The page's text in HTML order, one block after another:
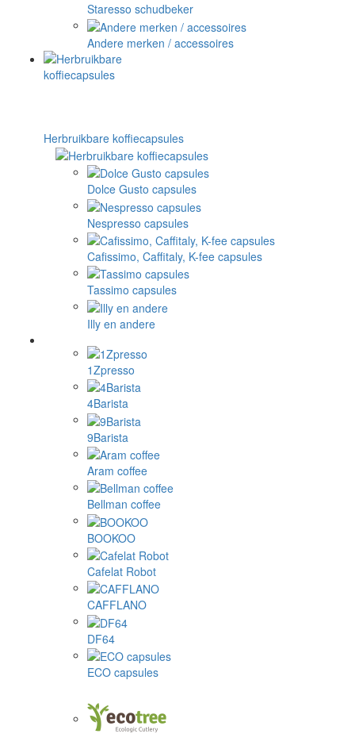
Staresso schudbeker
Andere merken / accessoires
Herbruikbare koffiecapsules
Dolce Gusto capsules
Nespresso capsules
Cafissimo, Caffitaly, K-fee capsules
Tassimo capsules
Illy en andere
1Zpresso
4Barista
9Barista
Aram coffee
Bellman coffee
BOOKOO
Cafelat Robot
CAFFLANO
DF64
ECO capsules